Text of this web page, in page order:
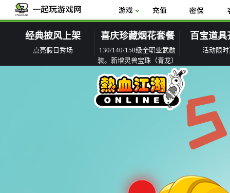
经典披风上架
点亮假日秀场
喜庆珍藏烟花套餐
130/140/150级全职业武勋
装。新增灵兽宝珠（青龙）
百宝道具
活动限